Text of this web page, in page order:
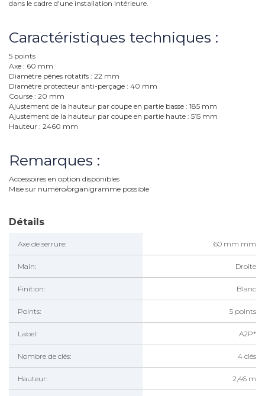
dans le cadre d'une installation intérieure.
Caractéristiques techniques :
5 points
Axe : 60 mm
Diamètre pênes rotatifs : 22 mm
Diamètre protecteur anti-perçage : 40 mm
Course : 20 mm
Ajustement de la hauteur par coupe en partie basse : 185 mm
Ajustement de la hauteur par coupe en partie haute : 515 mm
Hauteur : 2460 mm
Remarques :
Accessoires en option disponibles
Mise sur numéro/organigramme possible
Détails
Axe de serrure: 60 mm mm
Main: Droite
Finition: Blanc
Points: 5 points
Label: A2P*
Nombre de clés: 4 clés
Hauteur: 2,46 m